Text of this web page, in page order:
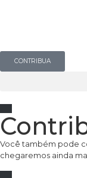
CONTRIBUA
Você também pode
chegaremos ainda